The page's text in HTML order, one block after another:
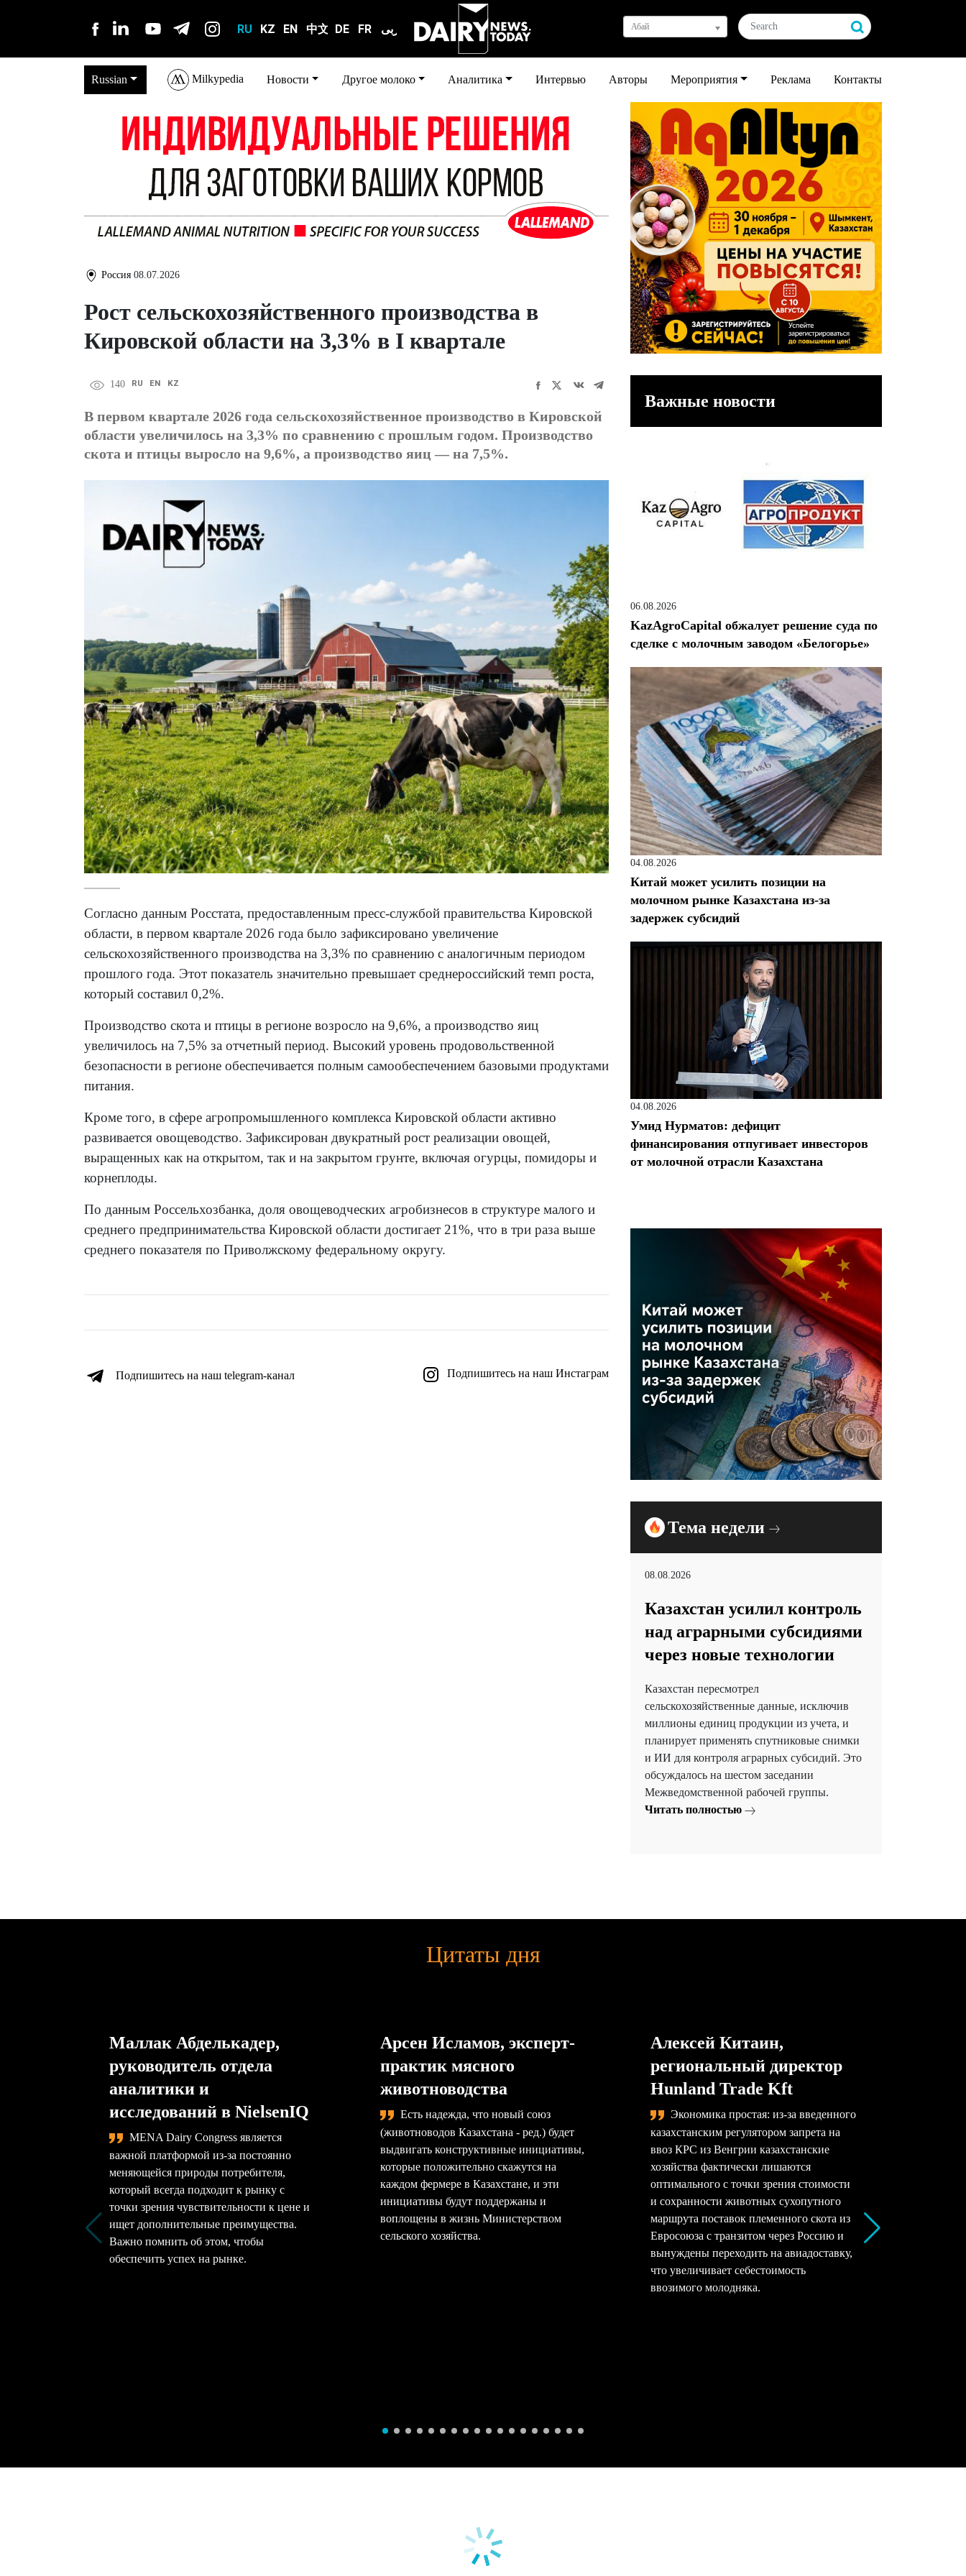
RU KZ EN 中文 DE FR عربى Абай
Russian Milkypedia Новости Другое молоко Аналитика Интервью Авторы Мероприятия Реклама Контакты
Россия 08.07.2026
Рост сельскохозяйственного производства в
Кировской области на 3,3% в I квартале
140 RU EN KZ
В первом квартале 2026 года сельскохозяйственное производство в Кировской
области увеличилось на 3,3% по сравнению с прошлым годом. Производство
скота и птицы выросло на 9,6%, а производство яиц — на 7,5%.
Согласно данным Росстата, предоставленным пресс-службой правительства Кировской
области, в первом квартале 2026 года было зафиксировано увеличение
сельскохозяйственного производства на 3,3% по сравнению с аналогичным периодом
прошлого года. Этот показатель значительно превышает среднероссийский темп роста,
который составил 0,2%.
Производство скота и птицы в регионе возросло на 9,6%, а производство яиц
увеличилось на 7,5% за отчетный период. Высокий уровень продовольственной
безопасности в регионе обеспечивается полным самообеспечением базовыми продуктами
питания.
Кроме того, в сфере агропромышленного комплекса Кировской области активно
развивается овощеводство. Зафиксирован двукратный рост реализации овощей,
выращенных как на открытом, так и на закрытом грунте, включая огурцы, помидоры и
корнеплоды.
По данным Россельхозбанка, доля овощеводческих агробизнесов в структуре малого и
среднего предпринимательства Кировской области достигает 21%, что в три раза выше
среднего показателя по Приволжскому федеральному округу.
Подпишитесь на наш telegram-канал Подпишитесь на наш Инстаграм
Важные новости
06.08.2026
KazAgroCapital обжалует решение суда по
сделке с молочным заводом «Белогорье»
04.08.2026
Китай может усилить позиции на
молочном рынке Казахстана из-за
задержек субсидий
04.08.2026
Умид Нурматов: дефицит
финансирования отпугивает инвесторов
от молочной отрасли Казахстана
Тема недели
08.08.2026
Казахстан усилил контроль
над аграрными субсидиями
через новые технологии
Казахстан пересмотрел
сельскохозяйственные данные, исключив
миллионы единиц продукции из учета, и
планирует применять спутниковые снимки
и ИИ для контроля аграрных субсидий. Это
обсуждалось на шестом заседании
Межведомственной рабочей группы.
Читать полностью
Цитаты дня
Маллак Абделькадер,
руководитель отдела
аналитики и
исследований в NielsenIQ
MENA Dairy Congress является
важной платформой из-за постоянно
меняющейся природы потребителя,
который всегда подходит к рынку с
точки зрения чувствительности к цене и
ищет дополнительные преимущества.
Важно помнить об этом, чтобы
обеспечить успех на рынке.
Арсен Исламов, эксперт-
практик мясного
животноводства
Есть надежда, что новый союз
(животноводов Казахстана - ред.) будет
выдвигать конструктивные инициативы,
которые положительно скажутся на
каждом фермере в Казахстане, и эти
инициативы будут поддержаны и
воплощены в жизнь Министерством
сельского хозяйства.
Алексей Китаин,
региональный директор
Hunland Trade Kft
Экономика простая: из-за введенного
казахстанским регулятором запрета на
ввоз КРС из Венгрии казахстанские
хозяйства фактически лишаются
оптимального с точки зрения стоимости
и сохранности животных сухопутного
маршрута поставок племенного скота из
Евросоюза с транзитом через Россию и
вынуждены переходить на авиадоставку,
что увеличивает себестоимость
ввозимого молодняка.